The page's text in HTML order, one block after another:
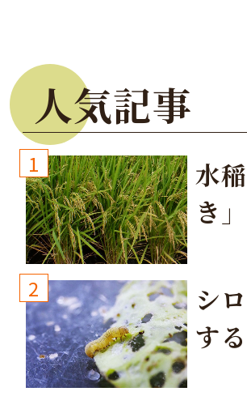
人気記事
1
水
き
2
シ
す